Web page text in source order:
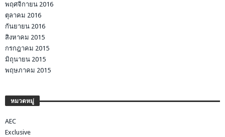
พฤศจิกายน 2016
ตุลาคม 2016
กันยายน 2016
สิงหาคม 2015
กรกฎาคม 2015
มิถุนายน 2015
พฤษภาคม 2015
หมวดหมู่
AEC
Exclusive